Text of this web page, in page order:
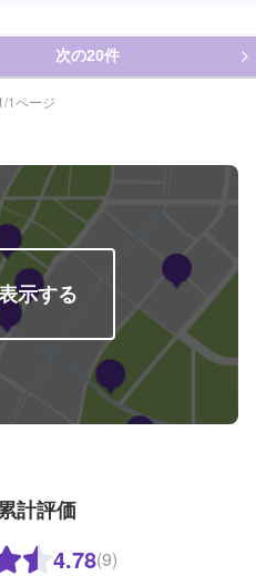
お送りください。店頭でのパーツの
望の旨をオファー備考欄に誤入力く
しています。お車の作業中は代車をご
にご負担いただいております。<定休
性質上、追加部品・作業が必要とな
をさせていただきます。
次の20件
/1ページ
示する
計評価
4.78(9)